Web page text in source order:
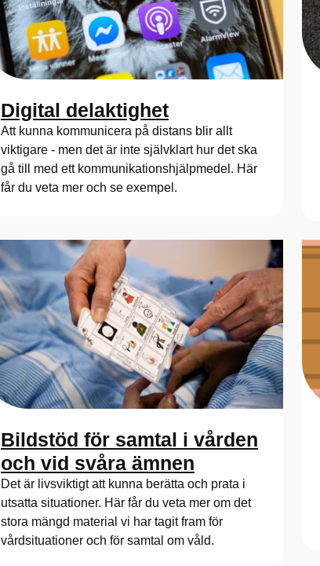
Digital delaktighet
Att kunna kommunicera på distans blir allt
viktigare - men det är inte självklart hur det ska
gå till med ett kommunikationshjälpmedel. Här
får du veta mer och se exempel.
Bildstöd för samtal i vården
och vid svåra ämnen
Det är livsviktigt att kunna berätta och prata i
utsatta situationer. Här får du veta mer om det
stora mängd material vi har tagit fram för
vårdsituationer och för samtal om våld.